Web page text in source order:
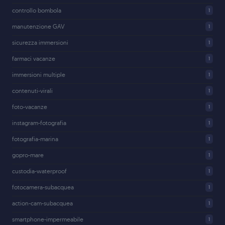
controllo bombola 1
manutenzione GAV 1
sicurezza immersioni 1
farmaci vacanze 1
immersioni multiple 1
contenuti-virali 1
foto-vacanze 1
instagram-fotografia 1
fotografia-marina 1
gopro-mare 1
custodia-waterproof 1
fotocamera-subacquea 1
action-cam-subacquea 1
smartphone-impermeabile 1